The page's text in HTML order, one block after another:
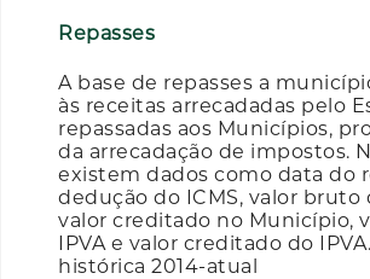
Repasses
A base de repasses a
às receitas arrecadadas pelo
repassadas aos Municípios,
da arrecadação de impostos.
existem dados como data do
dedução do ICMS, valor bruto
valor creditado no Município,
IPVA e valor creditado do
histórica 2014-atual